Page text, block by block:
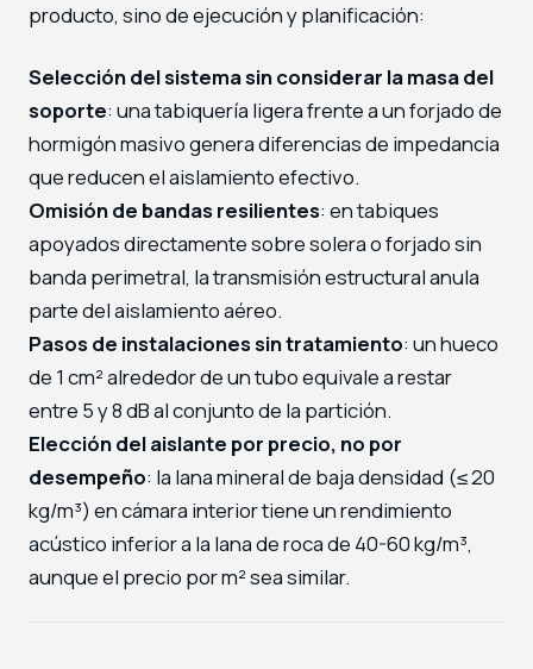
producto, sino de ejecución y planificación:
Selección del sistema sin considerar la masa del
soporte: una tabiquería ligera frente a un forjado de
hormigón masivo genera diferencias de impedancia
que reducen el aislamiento efectivo.
Omisión de bandas resilientes: en tabiques
apoyados directamente sobre solera o forjado sin
banda perimetral, la transmisión estructural anula
parte del aislamiento aéreo.
Pasos de instalaciones sin tratamiento: un hueco
de 1 cm² alrededor de un tubo equivale a restar
entre 5 y 8 dB al conjunto de la partición.
Elección del aislante por precio, no por
desempeño: la lana mineral de baja densidad (≤ 20
kg/m³) en cámara interior tiene un rendimiento
acústico inferior a la lana de roca de 40-60 kg/m³,
aunque el precio por m² sea similar.